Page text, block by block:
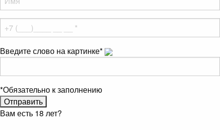
Введите слово на картинке*
*Обязательно к заполнению
Вам есть 18 лет?